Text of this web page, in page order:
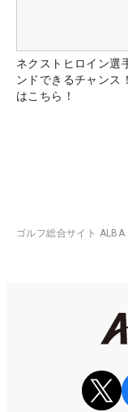
ネクストヒロイン選
ンドできるチャンス
はこちら！
ゴルフ総合サイト ALBA